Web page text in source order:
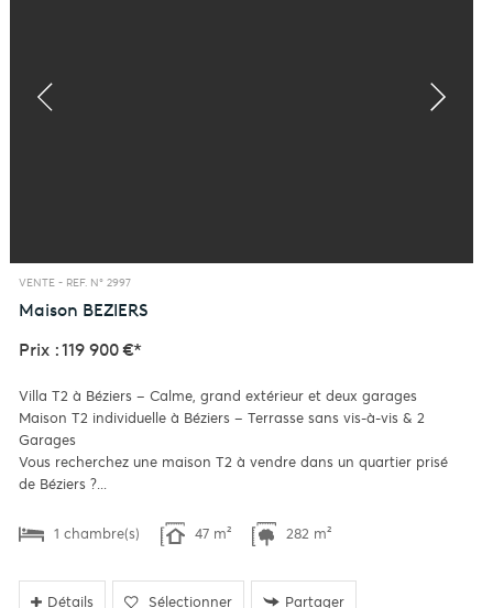
VENTE - REF. N° 2997
Maison BEZIERS
Prix : 119 900 €*
Villa T2 à Béziers – Calme, grand extérieur et deux garages
Maison T2 individuelle à Béziers – Terrasse sans vis-à-vis & 2
Garages
Vous recherchez une maison T2 à vendre dans un quartier prisé
de Béziers ?...
1 chambre(s) 47 m² 282 m²
Détails Sélectionner Partager